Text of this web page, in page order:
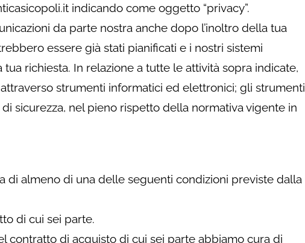
indicando come oggetto “privacy”.
da parte nostra anche dopo l’inoltro della tua
essere già stati pianificati e i nostri sistemi
richiesta. In relazione a tutte le attività sopra indicate,
strumenti informatici ed elettronici; gli strumenti
sicurezza, nel pieno rispetto della normativa vigente in
di almeno di una delle seguenti condizioni previste dalla
di cui sei parte.
contratto di acquisto di cui sei parte abbiamo cura di